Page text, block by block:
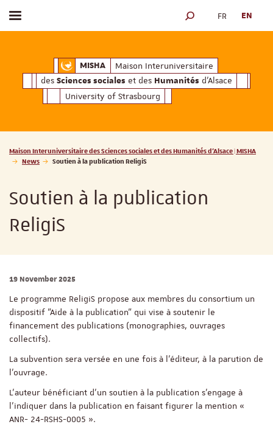
MISHAMaison Interuniversitaire des
Maison Interuniversitaire
des Sciences sociales et des Humanités d'Alsace
University of Strasbourg
Toggle menu SEARCH ENGINE
FR EN
Vous êtes ici :
Maison Interuniversitaire des Sciences sociales et des Humanités d'Alsace | MISHA
News
Soutien à la publication ReligiS
Soutien à la publication
ReligiS
19 November 2025
Le programme ReligiS propose aux membres du consortium un
dispositif "Aide à la publication" qui vise à soutenir le
financement des publications (monographies, ouvrages
collectifs).
La subvention sera versée en une fois à l’éditeur, à la parution de
l’ouvrage.
L’auteur bénéficiant d’un soutien à la publication s’engage à
l’indiquer dans la publication en faisant figurer la mention «
ANR- 24-RSHS-0005 ».